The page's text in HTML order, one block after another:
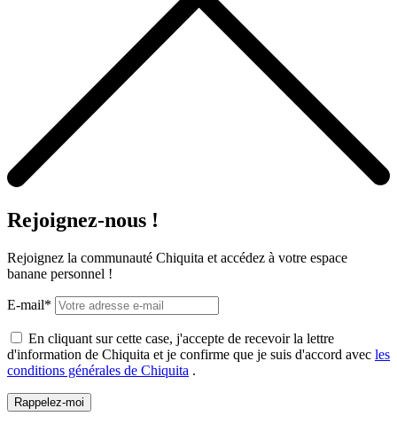
Rejoignez-nous !
Rejoignez la communauté Chiquita et accédez à votre espace
banane personnel !
E-mail*
En cliquant sur cette case, j'accepte de recevoir la lettre
d'information de Chiquita et je confirme que je suis d'accord avec les
conditions générales de Chiquita .